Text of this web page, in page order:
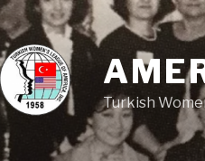
Turkish